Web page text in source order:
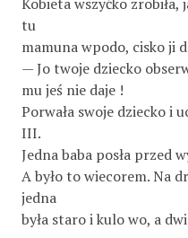
tu
mamuna wpodo, cisko ji
— Jo twoje dziecko
mu jeś nie daje !
Porwała swoje dziecko i
III.
Jedna baba posła przed
A było to wiecorem. Na
jedna
była staro i kulo wo, a